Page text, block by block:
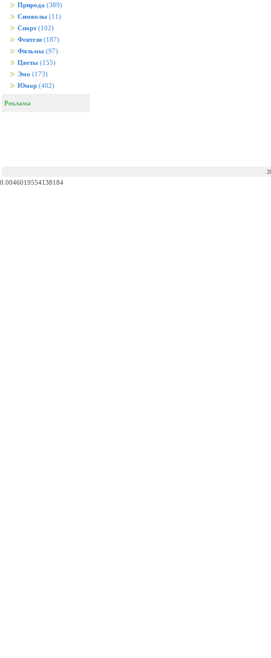
Природа (389)
Символы (11)
Спорт (102)
Фентези (187)
Фильмы (97)
Цветы (155)
Эмо (173)
Юмор (402)
Реклама
0.0046019554138184